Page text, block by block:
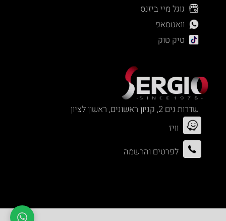
גוגל מיי ביזנס
וואטסאפ
טיק טוק
שדרות נים 2, קניון ראשונים, ראשון לציון
וויז
לפרטים והרשמה